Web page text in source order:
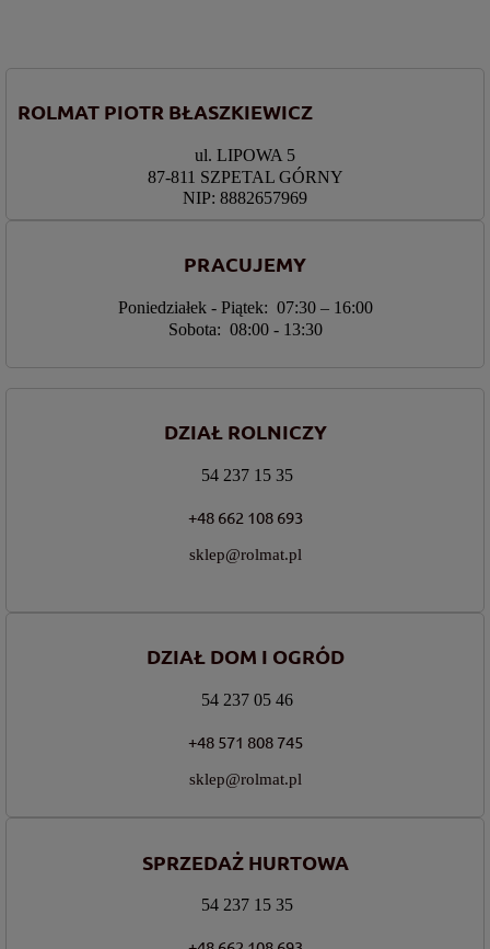
ROLMAT PIOTR BŁASZKIEWICZ
ul. LIPOWA 5
87-811 SZPETAL GÓRNY
NIP: 8882657969
PRACUJEMY
Poniedziałek - Piątek: 07:30 – 16:00
Sobota: 08:00 - 13:30
DZIAŁ ROLNICZY
54 237 15 35
+48 662 108 693
sklep@rolmat.pl
DZIAŁ DOM I OGRÓD
54 237 05 46
+48 571 808 745
sklep@rolmat.pl
SPRZEDAŻ HURTOWA
54 237 15 35